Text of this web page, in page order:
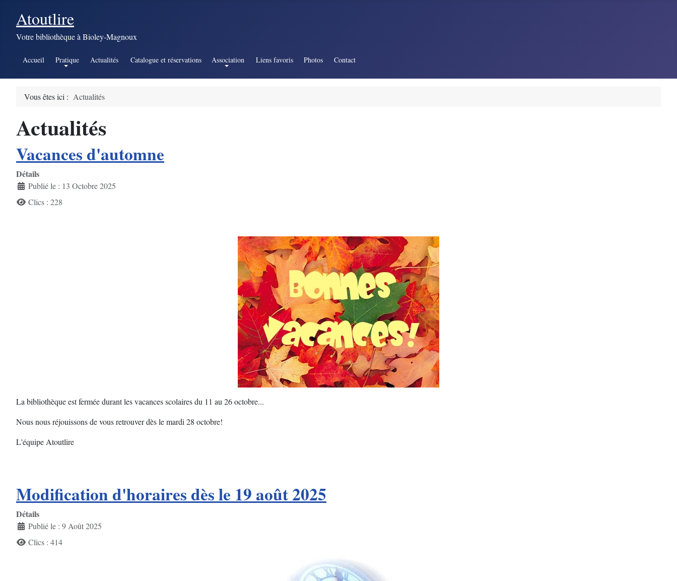
Atoutlire
Votre bibliothèque à Bioley-Magnoux
Accueil Pratique Actualités Catalogue et réservations Association Liens favoris Photos Contact
Vous êtes ici : Actualités
Actualités
Vacances d'automne
Détails
Publié le : 13 Octobre 2025
Clics : 228
La bibliothèque est fermée durant les vacances scolaires du 11 au 26 octobre...
Nous nous réjouissons de vous retrouver dès le mardi 28 octobre!
L'équipe Atoutlire
Modification d'horaires dès le 19 août 2025
Détails
Publié le : 9 Août 2025
Clics : 414